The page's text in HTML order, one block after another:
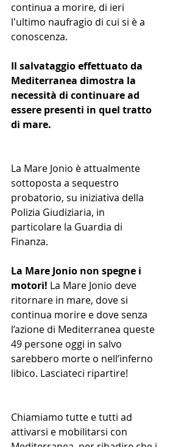
continua a morire, di ieri
l'ultimo naufragio di cui si è a
conoscenza.
Il salvataggio effettuato da
Mediterranea dimostra la
necessità di continuare ad
essere presenti in quel tratto
di mare.
La Mare Jonio è attualmente
sottoposta a sequestro
probatorio, su iniziativa della
Polizia Giudiziaria, in
particolare la Guardia di
Finanza.
La Mare Jonio non spegne i
motori! La Mare Jonio deve
ritornare in mare, dove si
continua morire e dove senza
l’azione di Mediterranea queste
49 persone oggi in salvo
sarebbero morte o nell’inferno
libico. Lasciateci ripartire!
Chiamiamo tutte e tutti ad
attivarsi e mobilitarsi con